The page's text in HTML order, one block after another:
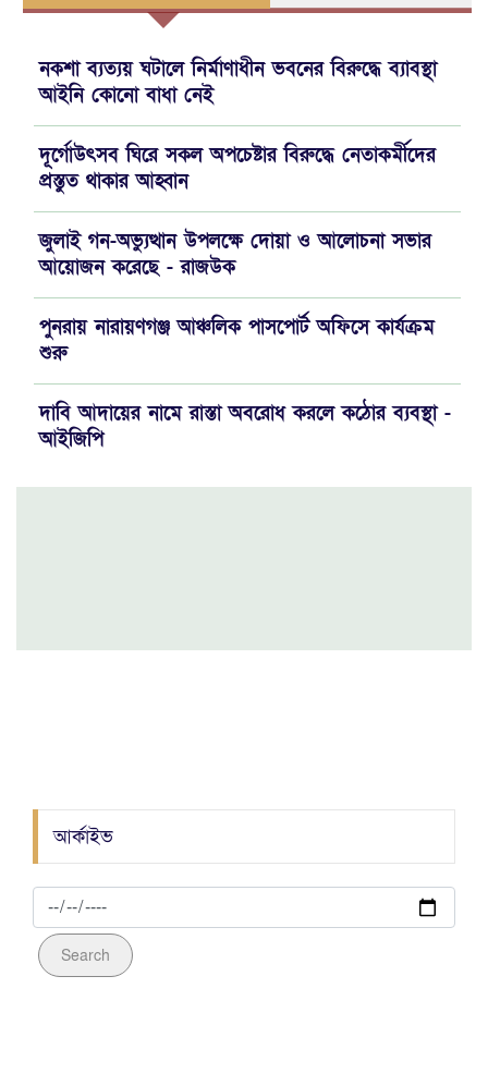
নকশা ব্যত্যয় ঘটালে নির্মাণাধীন ভবনের বিরুদ্ধে ব্যাবস্থা
আইনি কোনো বাধা নেই
দূর্গোউৎসব ঘিরে সকল অপচেষ্টার বিরুদ্ধে নেতাকর্মীদের
প্রস্তুত থাকার আহ্বান
জুলাই গন-অভ্যুত্থান উপলক্ষে দোয়া ও আলোচনা সভার
আয়োজন করেছে - রাজউক
পুনরায় নারায়ণগঞ্জ আঞ্চলিক পাসপোর্ট অফিসে কার্যক্রম
শুরু
দাবি আদায়ের নামে রাস্তা অবরোধ করলে কঠোর ব্যবস্থা -
আইজিপি
আর্কাইভ
Search